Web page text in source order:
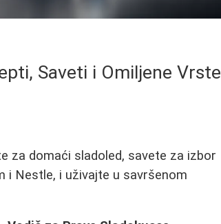
Saveti i Omiljene Vrste
za domaći sladoled, savete za izbor
i Nestle, i uživajte u savršenom